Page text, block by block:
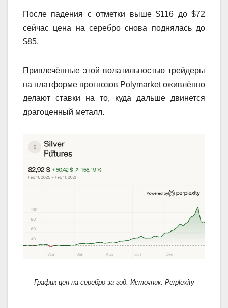
После падения с отметки выше $116 до $72
сейчас цена на серебро снова поднялась до
$85.
Привлечённые этой волатильностью трейдеры
на платформе прогнозов Polymarket оживлённо
делают ставки на то, куда дальше двинется
драгоценный металл.
График цен на серебро за год. Источник: Perplexity